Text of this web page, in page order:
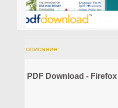
описание
PDF Download - Firefox